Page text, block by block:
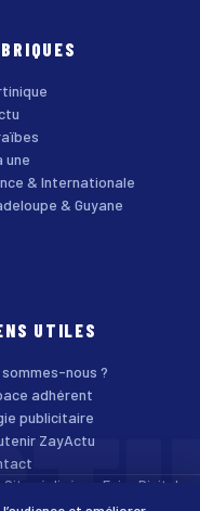
une
& Internationale
& Guyane
UTILES
sommes-nous ?
adhérent
publicitaire
ZayActu
réalisé par Enjoy Digital